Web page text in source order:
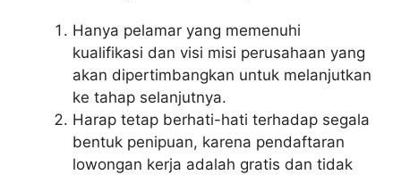
Hanya pelamar yang memenuhi
kualifikasi dan visi misi perusahaan yang
akan dipertimbangkan untuk melanjutkan
ke tahap selanjutnya.
Harap tetap berhati-hati terhadap segala
bentuk penipuan, karena pendaftaran
lowongan kerja adalah gratis dan tidak